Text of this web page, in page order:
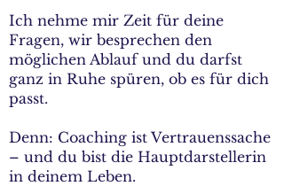
Ich nehme mir Zeit für deine
Fragen, wir besprechen den
möglichen Ablauf und du darfst
ganz in Ruhe spüren, ob es für dich
passt.
Denn: Coaching ist Vertrauenssache
– und du bist die Hauptdarstellerin
in deinem Leben.